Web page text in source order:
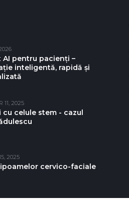
AI pentru pacienți –
inteligentă, rapidă și
11, 2025
cu celule stem - cazul
2025
cervico-faciale